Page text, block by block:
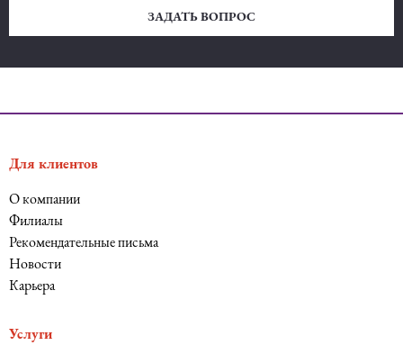
ЗАДАТЬ ВОПРОС
Для клиентов
О компании
Филиалы
Рекомендательные письма
Новости
Карьера
Услуги